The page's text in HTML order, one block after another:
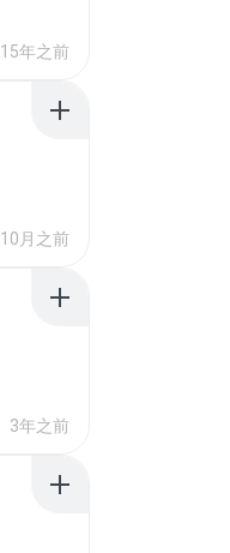
15年之前
10月之前
3年之前